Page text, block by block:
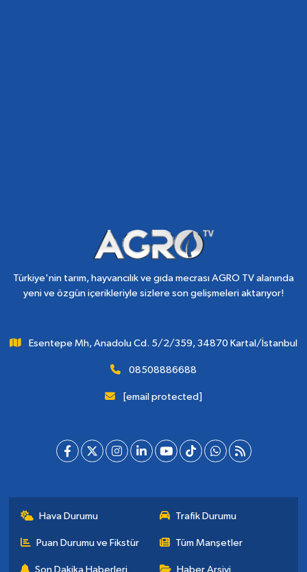
Türkiye'nin tarım, hayvancılık ve gıda mecrası AGRO TV alanında
yeni ve özgün içerikleriyle sizlere son gelişmeleri aktarıyor!
Esentepe Mh, Anadolu Cd. 5/2/359, 34870 Kartal/İstanbul
08508886688
[email protected]
Hava Durumu Trafik Durumu
Puan Durumu ve Fikstür Tüm Manşetler
Son Dakika Haberleri Haber Arşivi